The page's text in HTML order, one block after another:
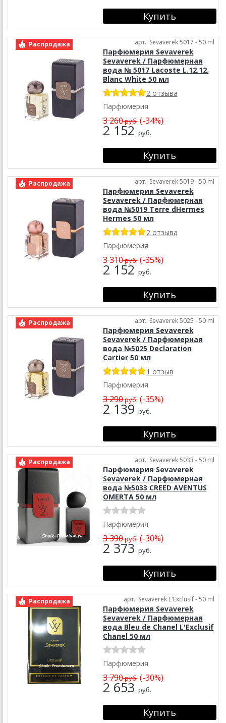
Распродажа арт.: Sevaverek 5017 - 50 ml
Парфюмерия Sevaverek
Sevaverek / Парфюмерная
вода № 5017 Lacoste L.12.12.
Blanc White 50 мл
2 отзыва
Парфюмерия
3 260руб.(-34%)
2 152 руб.
Распродажа арт.: Sevaverek 5019 - 50 ml
Парфюмерия Sevaverek
Sevaverek / Парфюмерная
вода №5019 Terre dHermes
Hermes 50 мл
2 отзыва
Парфюмерия
3 310руб.(-35%)
2 152 руб.
Распродажа арт.: Sevaverek 5025 - 50 ml
Парфюмерия Sevaverek
Sevaverek / Парфюмерная
вода №5025 Declaration
Cartier 50 мл
1 отзыв
Парфюмерия
3 290руб.(-35%)
2 139 руб.
Распродажа арт.: Sevaverek 5033 - 50 ml
Парфюмерия Sevaverek
Sevaverek / Парфюмерная
вода №5033 CREED AVENTUS
OMERTA 50 мл
Парфюмерия
3 390руб.(-30%)
2 373 руб.
Распродажа арт.: Sevaverek L'Exclusif - 50 ml
Парфюмерия Sevaverek
Sevaverek / Парфюмерная
вода Bleu de Chanel L'Exclusif
Chanel 50 мл
Парфюмерия
3 790руб.(-30%)
2 653 руб.